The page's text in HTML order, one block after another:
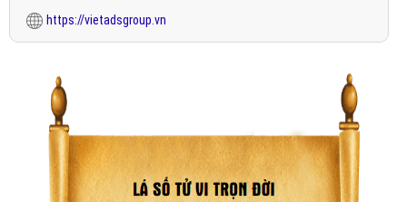
https://vietadsgroup.vn